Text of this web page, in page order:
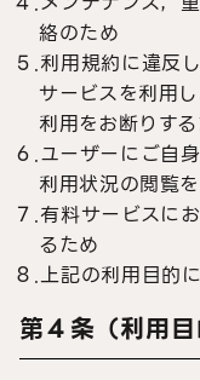
絡のため
５.利用規約に違反
サービスを利用
利用をお断りす
６.ユーザーにご自
利用状況の閲覧
７.有料サービスに
るため
８.上記の利用目的
第４条（利用目